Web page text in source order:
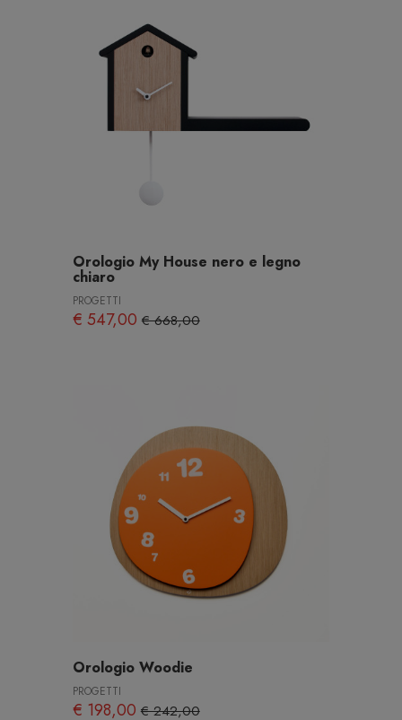
Orologio My House nero e legno
chiaro
PROGETTI
€ 547,00€ 668,00
Orologio Woodie
PROGETTI
€ 198,00€ 242,00